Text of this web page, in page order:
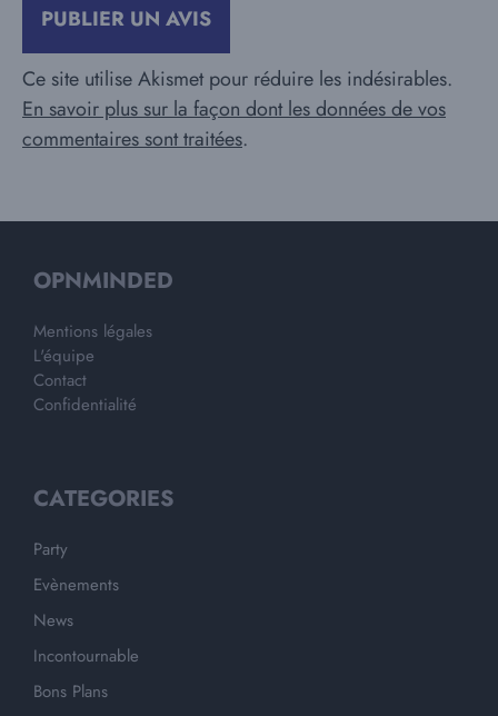
Ce site utilise Akismet pour réduire les indésirables.
En savoir plus sur la façon dont les données de vos
commentaires sont traitées.
OPNMINDED
Mentions légales
L'équipe
Contact
Confidentialité
CATEGORIES
Party
Evènements
News
Incontournable
Bons Plans